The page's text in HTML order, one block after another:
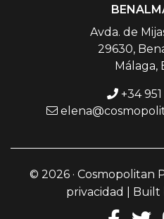
Avda. de
29630,
Málaga,
+34
© 2026 · Cosmopolitan
privacidad
| Built